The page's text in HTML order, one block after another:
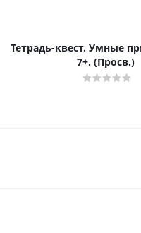
Тетрадь-квест. Умные
7+. (Просв.)